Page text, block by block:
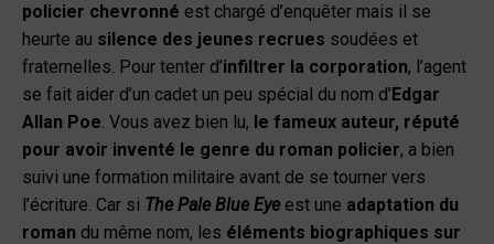
policier chevronné est chargé d’enquêter mais il se
heurte au silence des jeunes recrues soudées et
fraternelles. Pour tenter d’infiltrer la corporation, l’agent
se fait aider d’un cadet un peu spécial du nom d’Edgar
Allan Poe. Vous avez bien lu, le fameux auteur, réputé
pour avoir inventé le genre du roman policier, a bien
suivi une formation militaire avant de se tourner vers
l’écriture. Car si The Pale Blue Eye est une adaptation du
roman du même nom, les éléments biographiques sur